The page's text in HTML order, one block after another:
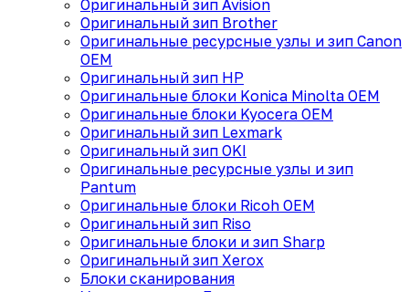
Оригинальный зип Avision
Оригинальный зип Brother
Оригинальные ресурсные узлы и зип Canon
OEM
Оригинальный зип HP
Оригинальные блоки Konica Minolta OEM
Оригинальные блоки Kyocera OEM
Оригинальный зип Lexmark
Оригинальный зип OKI
Оригинальные ресурсные узлы и зип
Pantum
Оригинальные блоки Ricoh OEM
Оригинальный зип Riso
Оригинальные блоки и зип Sharp
Оригинальный зип Xerox
Блоки сканирования